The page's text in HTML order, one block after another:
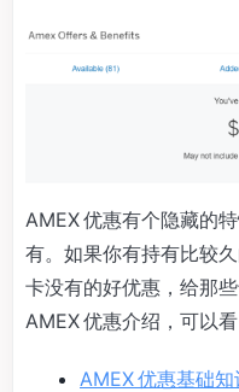
AMEX 优惠有个隐藏的
有。如果你有持有比较
卡没有的好优惠，给那
AMEX 优惠介绍，可以看
AMEX 优惠基础